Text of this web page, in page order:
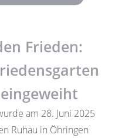
Frieden:
am 28. Juni 2025
Ruhau in Öhringen